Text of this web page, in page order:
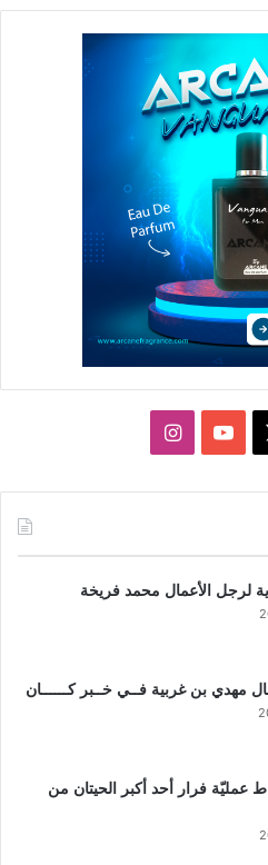
يوتيوبانستقرام
لرجل الأعمال محمد فريخة
مهدي بن غربية فــي خــبر كــــــان
عمليّة فرار أحد أكبر الحيتان من